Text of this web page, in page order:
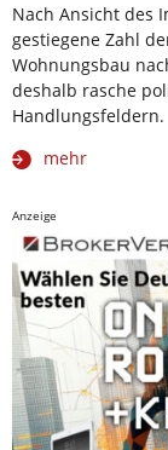
Nach Ansicht des
gestiegene Zahl
Wohnungsbau
deshalb rasche
Handlungsfeldern.
mehr
Anzeige